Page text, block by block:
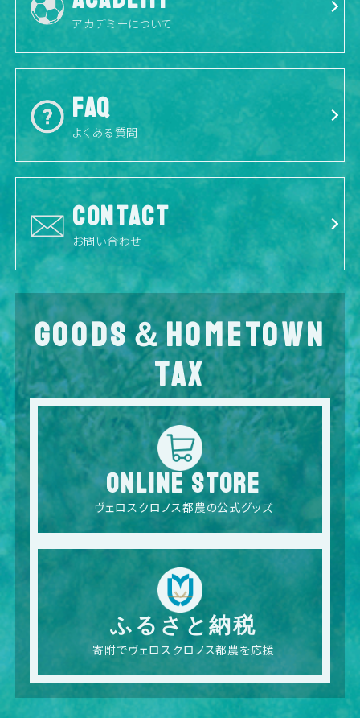
アカデミーについて
FAQ
よくある質問
CONTACT
お問い合わせ
GOODS＆HOMETOWN
TAX
ONLINE STORE
ヴェロスクロノス都農の公式グッズ
ふるさと納税
寄附でヴェロスクロノス都農を応援